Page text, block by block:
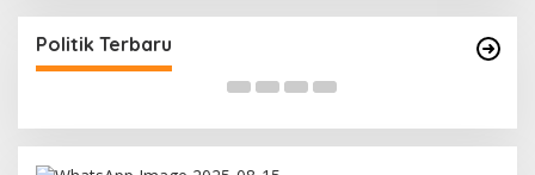
Politik Terbaru
Besar Bangkitkan Golkar Bangka Selatan
Di Bangka Selatan, Politik